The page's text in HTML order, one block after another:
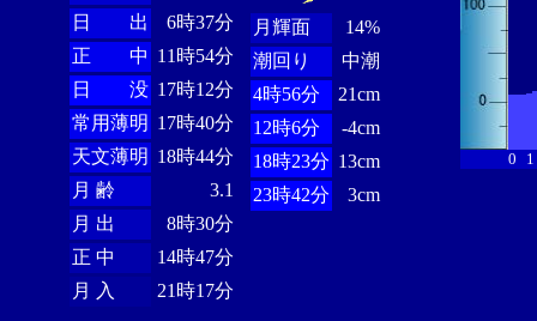
日 出
6時37分
正 中 11時54分
日 没 17時12分
常用薄明 17時40分
天文薄明 18時44分
月 齢
3.1
月 出
8時30分
正 中
14時47分
月 入
21時17分
月輝面
14%
潮回り
中潮
4時56分
21cm
12時6分
-4cm
18時23分 13cm
23時42分
3cm
0 1